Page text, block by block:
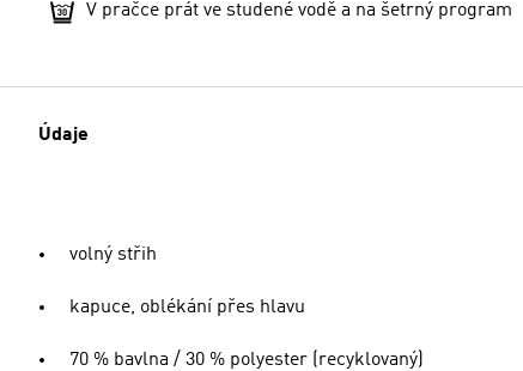
V pračce prát ve studené vodě a na šetrný program
Údaje
volný střih
kapuce, oblékání přes hlavu
70 % bavlna / 30 % polyester (recyklovaný)